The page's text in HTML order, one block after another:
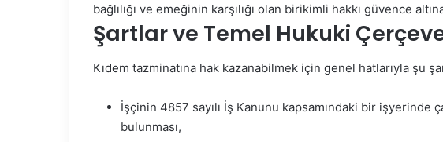
bağlılığı ve emeğinin karşılığı olan birikimli hakkı güvence
Şartlar ve Temel Hukuki
Kıdem tazminatına hak kazanabilmek için genel hatlarıyla şu
İşçinin 4857 sayılı İş Kanunu kapsamındaki bir işyerinde
bulunması,